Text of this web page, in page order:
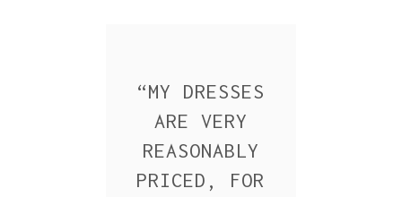
“MY DRESSES
ARE VERY
REASONABLY
PRICED, FOR